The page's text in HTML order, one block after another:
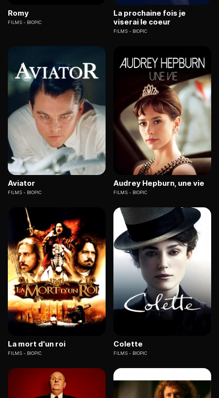
Romy
FILMS BIOPIC
La prochaine fois je
viserai le coeur
FILMS BIOPIC
Aviator
FILMS BIOPIC
Audrey Hepburn, une vie
FILMS BIOPIC
La mort d'un roi
FILMS BIOPIC
Colette
FILMS BIOPIC